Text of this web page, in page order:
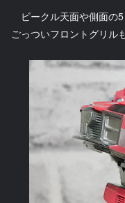
ビークル天面や側面の
ごっついフロントグリル